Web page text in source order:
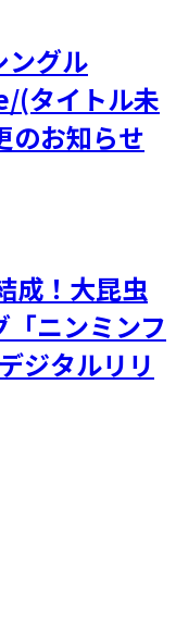
グル
(タイトル未
のお知らせ
成！大昆虫
ニンミンフ
ジタルリリ